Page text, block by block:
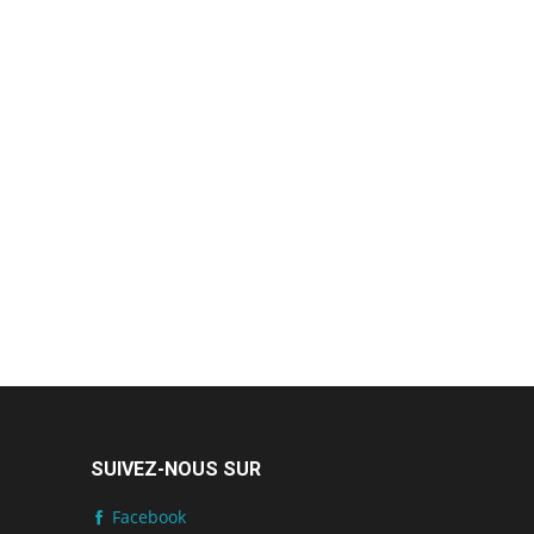
SUIVEZ-NOUS SUR
Facebook